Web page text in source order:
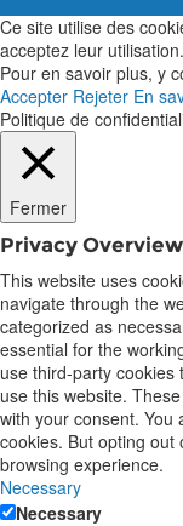
Ce site utilise des
acceptez leur utilisation.
Pour en savoir plus, y
Accepter Rejeter En
Politique de
Fermer
Privacy Overview
This website uses
navigate through the
categorized as
essential for the
use third-party cookies
use this website.
with your consent. You
cookies. But opting out
browsing experience.
Necessary
Necessary